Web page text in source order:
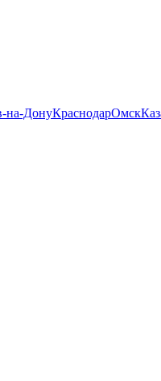
на-ДонуКраснодарОмск